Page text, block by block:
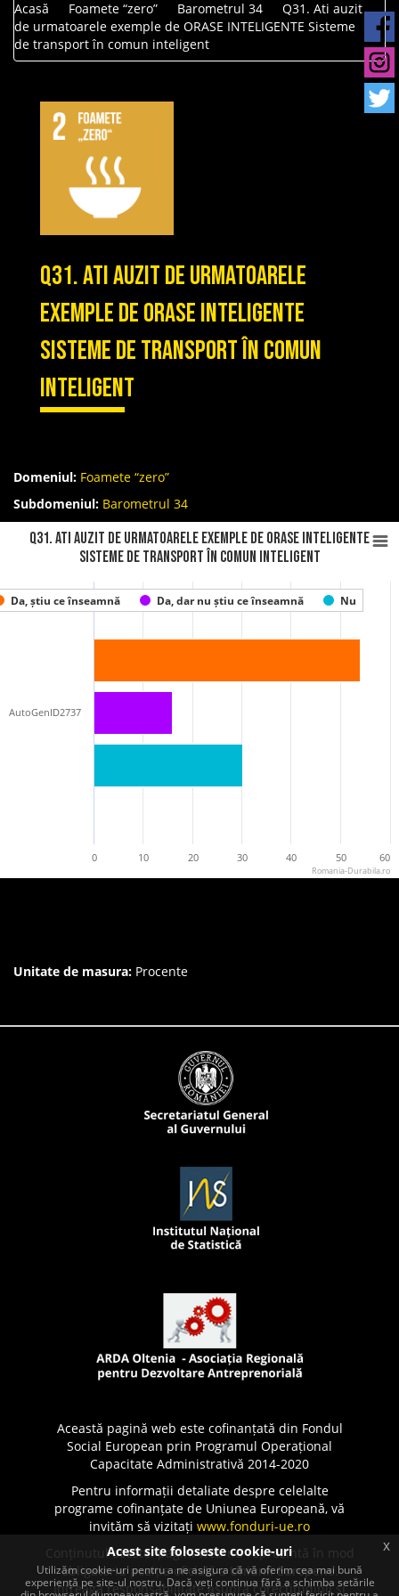
Acasă Foamete “zero” Barometrul 34
Q31. Ati auzit
de urmatoarele exemple de ORASE INTELIGENTE Sisteme
de transport în comun inteligent
Q31. Ati auzit de urmatoarele
exemple de ORASE INTELIGENTE
Sisteme de transport în comun
inteligent
Domeniul: Foamete “zero”
Subdomeniul: Barometrul 34
Q31. Ati auzit de urmatoarele exemple de ORASE INTELIGENTE
Sisteme de transport în comun inteligent
Da, știu ce înseamnă Da, dar nu știu ce înseamnă Nu
AutoGenID2737
0 10 20 30 40 50 60
Romania-Durabila.ro
Unitate de masura: Procente
Această pagină web este cofinanțată din Fondul
Social European prin Programul Operațional
Capacitate Administrativă 2014-2020
Pentru informații detaliate despre celelalte
programe cofinanțate de Uniunea Europeană, vă
invităm să vizitați www.fonduri-ue.ro
Conținutul acestei pagini web nu reprezintă în mod
obligatoriu poziția oficială a Uniunii Europene.
Întreaga responsabilitate asupra corectitudinii și
Acest site foloseste cookie-uri
Utilizăm cookie-uri pentru a ne asigura că vă oferim cea mai bună
experiență pe site-ul nostru. Dacă veți continua fără a schimba setările
x